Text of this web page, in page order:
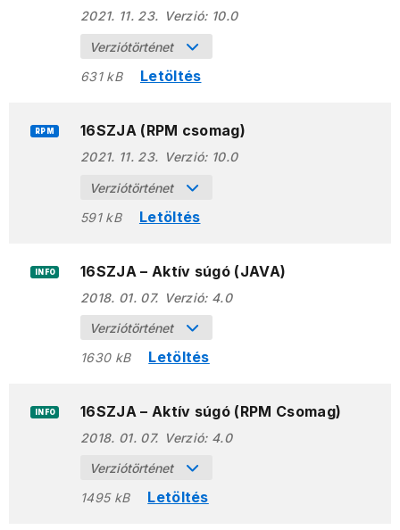
2021. 11. 23. Verzió: 10.0
Verziótörténet
631 kB
Letöltés
RPM 16SZJA (RPM csomag)
2021. 11. 23. Verzió: 10.0
Verziótörténet
591 kB
Letöltés
INFO 16SZJA – Aktív súgó (JAVA)
2018. 01. 07. Verzió: 4.0
Verziótörténet
1630 kB
Letöltés
INFO 16SZJA – Aktív súgó (RPM Csomag)
2018. 01. 07. Verzió: 4.0
Verziótörténet
1495 kB
Letöltés